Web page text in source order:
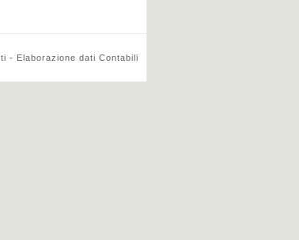
- Elaborazione dati Contabili